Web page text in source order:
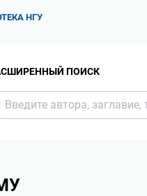
НГУ
ПОИСК